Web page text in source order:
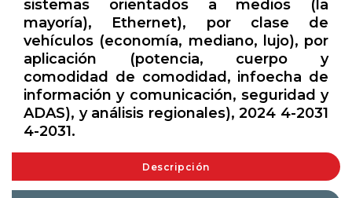
sistemas orientados a medios (la
mayoría), Ethernet), por clase de
vehículos (economía, mediano, lujo), por
aplicación (potencia, cuerpo y
comodidad de comodidad, infoecha de
información y comunicación, seguridad y
ADAS), y análisis regionales), 2024 4-2031
4-2031.
Descripción